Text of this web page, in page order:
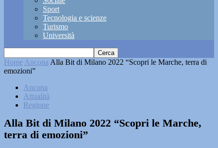
Sport
Tecnologia e scienze
Turismo
Università
Home Ancona Alla Bit di Milano 2022 “Scopri le Marche, terra di
emozioni”
Ancona
Attualità
Regione
Alla Bit di Milano 2022 “Scopri le Marche,
terra di emozioni”